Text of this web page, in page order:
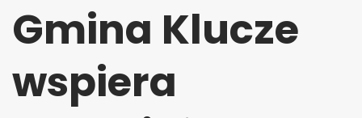
Gmina Klucze
wspiera